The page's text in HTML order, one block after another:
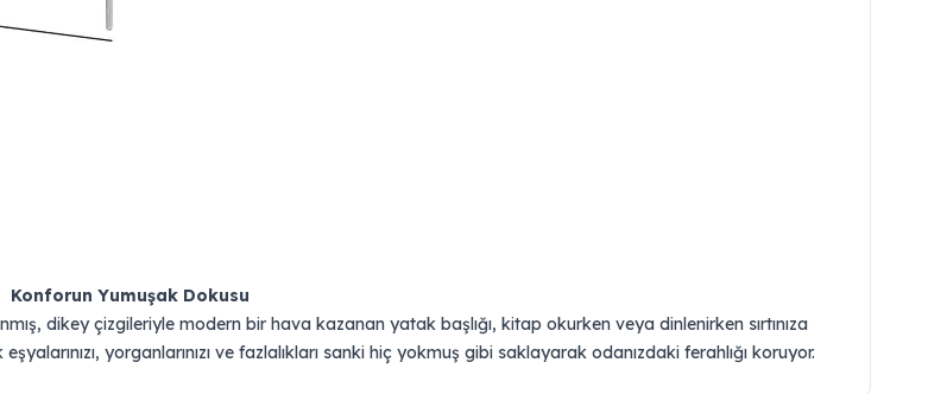
Konforun Yumuşak Dokusu
dikey çizgileriyle modern bir hava kazanan yatak başlığı, kitap okurken veya dinlenirken sırtınıza
yorganlarınızı ve fazlalıkları sanki hiç yokmuş gibi saklayarak odanızdaki ferahlığı koruyor.